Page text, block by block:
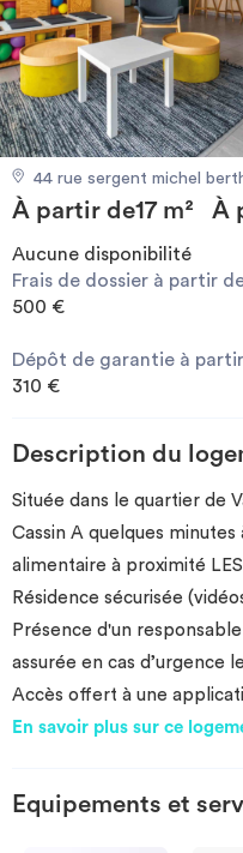
Villes
Investir
Blog
44 rue sergent michel
À partir de17 m² À
Aucune disponibilité
Frais de dossier à partir
500 €
Dépôt de garantie à
310 €
Description du
Située dans le quartier de
Cassin A quelques
alimentaire à proximité LES
Résidence sécurisée
Présence d'un
assurée en cas d’urgence
Accès offert à une
En savoir plus sur ce
Equipements et